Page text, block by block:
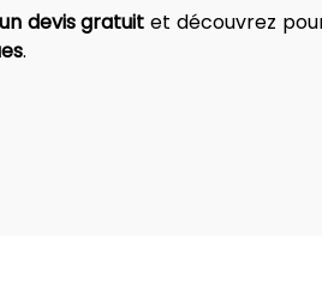
devis gratuit et découvrez
.